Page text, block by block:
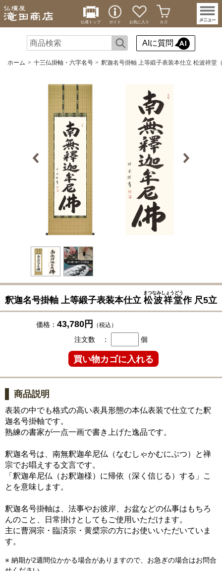
仏壇トップ ガイド お気に入り カゴ
AIに質問
ホーム 十三仏掛軸・六字名号 釈迦名号掛軸 上等緞子表装本仕立 松波祥堂
釈迦名号掛軸 上等緞子表装本仕立 松波祥堂
まつなみしょうどう
作 尺5立
価格： 43,780円 （税込）
注文数 ： 個
商品説明
表装の中でも格式の高い表具形態の本仏表装で仕立てた釈
迦名号掛軸です。
熟練の書家が一点一画で書き上げた逸品です。
釈迦名号は、南無釈迦牟尼仏（なむしゃかむにぶつ）と禅
宗でお唱えする文言です。
「釈迦牟尼仏（お釈迦様）に帰依（深く信じる）する」こ
とを意味します。
釈迦名号掛軸は、法事やお彼岸、お盆などの仏事はもちろ
んのこと、日常掛けとしてもご使用いただけます。
主に曹洞宗・臨済宗・黄檗宗の方にお使いいただいていま
す。
※ 納期が2週間位かかる場合がありますので、お急ぎの場合はお問合